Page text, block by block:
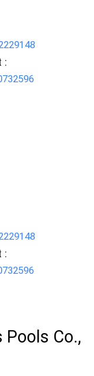
:
:
Co.,